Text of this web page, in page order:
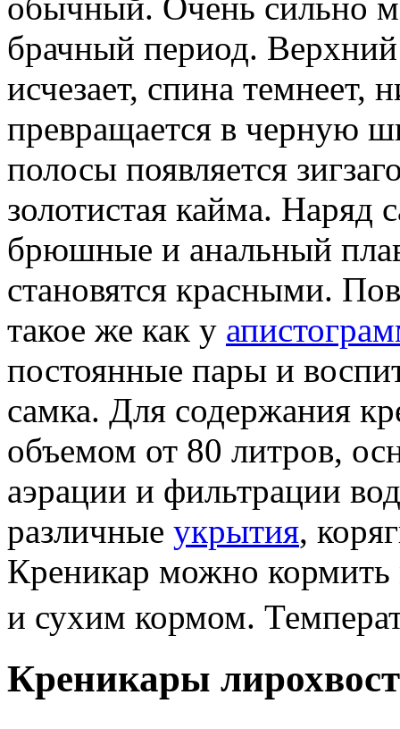
брачный период.
исчезает, спина темнеет,
превращается в черную
полосы появляется
золотистая кайма. Наряд
брюшные и анальный
становятся красными.
такое же как у
постоянные пары и
самка. Для содержания
объемом от 80 литров,
аэрации и фильтрации
различные укрытия,
Креникар можно
и сухим кормом.
Креникары